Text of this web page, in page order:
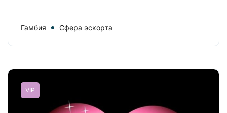
Гамбия Сфера эскорта
VIP